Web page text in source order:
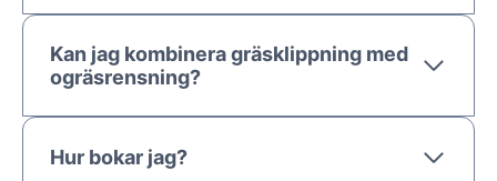
Kan jag kombinera gräsklippning med
ogräsrensning?
Hur bokar jag?